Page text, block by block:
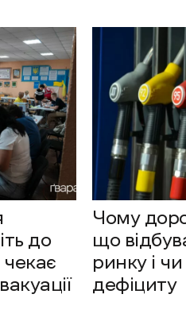
до
Чому
що
ринку і
дефіциту